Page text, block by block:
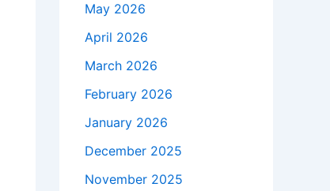
May 2026
April 2026
March 2026
February 2026
January 2026
December 2025
November 2025